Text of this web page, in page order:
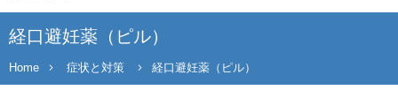
経口避妊薬（ピル）
Home 症状と対策 経口避妊薬（ピル）